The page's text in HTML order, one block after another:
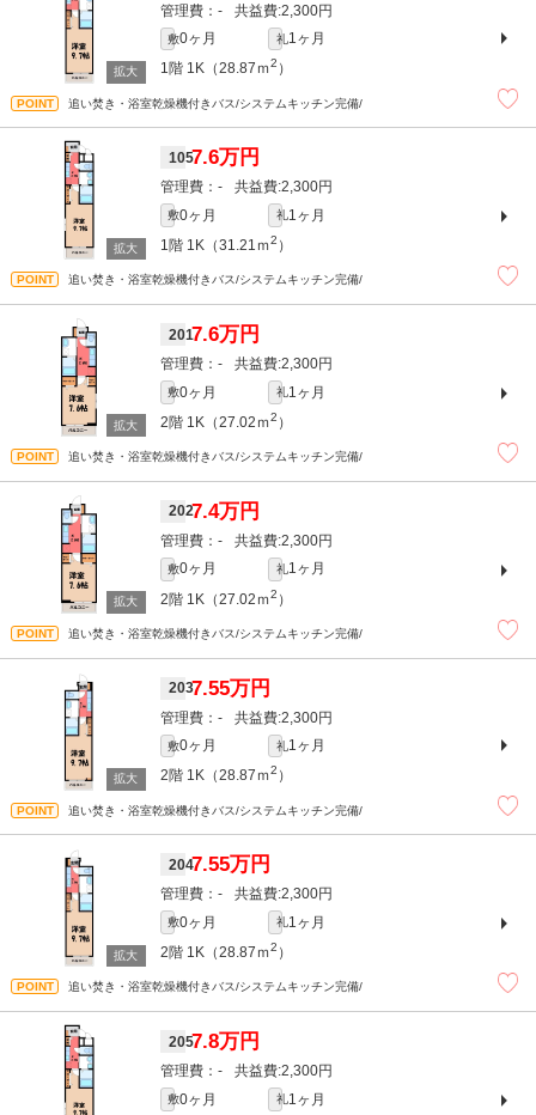
- 2,300円
敷0ヶ月 礼1ヶ月
1階 1K（28.87ｍ2 ）
追い焚き・浴室乾燥機付きバス/システムキッチン完備/
1057.6万円
- 2,300円
敷0ヶ月 礼1ヶ月
1階 1K（31.21ｍ2 ）
追い焚き・浴室乾燥機付きバス/システムキッチン完備/
2017.6万円
- 2,300円
敷0ヶ月 礼1ヶ月
2階 1K（27.02ｍ2 ）
追い焚き・浴室乾燥機付きバス/システムキッチン完備/
2027.4万円
- 2,300円
敷0ヶ月 礼1ヶ月
2階 1K（27.02ｍ2 ）
追い焚き・浴室乾燥機付きバス/システムキッチン完備/
2037.55万円
- 2,300円
敷0ヶ月 礼1ヶ月
2階 1K（28.87ｍ2 ）
追い焚き・浴室乾燥機付きバス/システムキッチン完備/
2047.55万円
- 2,300円
敷0ヶ月 礼1ヶ月
2階 1K（28.87ｍ2 ）
追い焚き・浴室乾燥機付きバス/システムキッチン完備/
2057.8万円
- 2,300円
敷0ヶ月 礼1ヶ月